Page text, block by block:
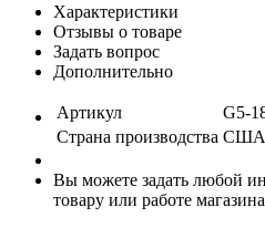
Характеристики
Отзывы о товаре
Задать вопрос
Дополнительно
Артикул
G5-
Страна производства США
Вы можете задать любой
товару или работе